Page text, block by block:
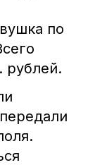
по
рублей.